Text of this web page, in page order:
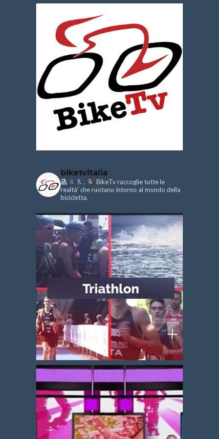
biketvitalia
.
BikeTv raccoglie tutte le
realtà’ che ruotano intorno al mondo della
bicicletta.